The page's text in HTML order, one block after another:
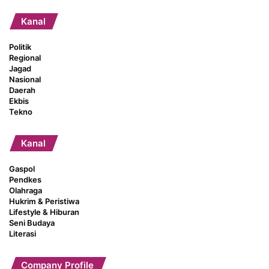
Kanal
Politik
Regional
Jagad
Nasional
Daerah
Ekbis
Tekno
Kanal
Gaspol
Pendkes
Olahraga
Hukrim & Peristiwa
Lifestyle & Hiburan
Seni Budaya
Literasi
Company Profile